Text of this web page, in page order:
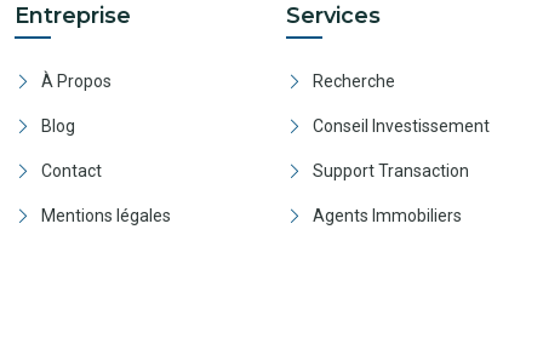
Entreprise
À Propos
Blog
Contact
Mentions légales
Services
Recherche
Conseil Investissement
Support Transaction
Agents Immobiliers